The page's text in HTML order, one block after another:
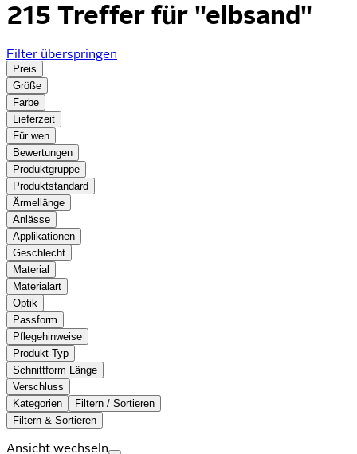
215 Treffer für "elbsand"
Filter überspringen
Preis
Größe
Farbe
Lieferzeit
Für wen
Bewertungen
Produktgruppe
Produktstandard
Ärmellänge
Anlässe
Applikationen
Geschlecht
Material
Materialart
Optik
Passform
Pflegehinweise
Produkt-Typ
Schnittform Länge
Verschluss
Kategorien
Filtern / Sortieren
Filtern & Sortieren
Ansicht wechseln